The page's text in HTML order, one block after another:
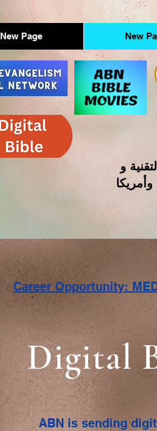
New Page New
و
Career Opportunity:
Digital
ABN is sending